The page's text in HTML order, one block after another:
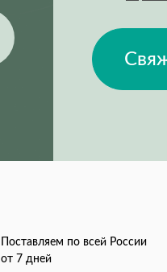
Поставляем по всей России
от 7 дней